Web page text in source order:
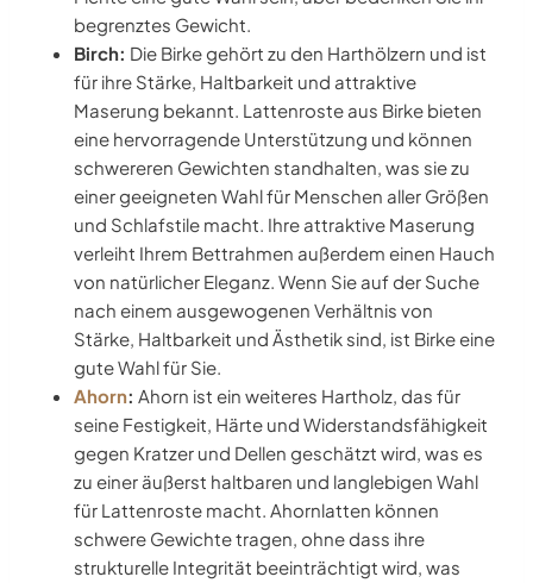
begrenztes Gewicht.
Birch: Die Birke gehört zu den Harthölzern und ist
für ihre Stärke, Haltbarkeit und attraktive
Maserung bekannt. Lattenroste aus Birke bieten
eine hervorragende Unterstützung und können
schwereren Gewichten standhalten, was sie zu
einer geeigneten Wahl für Menschen aller Größen
und Schlafstile macht. Ihre attraktive Maserung
verleiht Ihrem Bettrahmen außerdem einen Hauch
von natürlicher Eleganz. Wenn Sie auf der Suche
nach einem ausgewogenen Verhältnis von
Stärke, Haltbarkeit und Ästhetik sind, ist Birke eine
gute Wahl für Sie.
Ahorn: Ahorn ist ein weiteres Hartholz, das für
seine Festigkeit, Härte und Widerstandsfähigkeit
gegen Kratzer und Dellen geschätzt wird, was es
zu einer äußerst haltbaren und langlebigen Wahl
für Lattenroste macht. Ahornlatten können
schwere Gewichte tragen, ohne dass ihre
strukturelle Integrität beeinträchtigt wird, was